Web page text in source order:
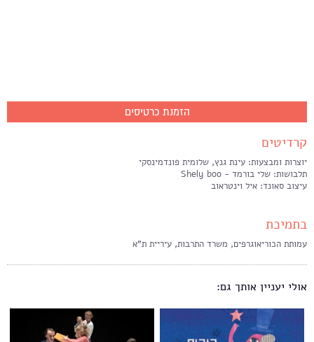
הזמנת כרטיסים
קרדיטים
יוצרות ומבצעות: עינת גנץ, שלומית פונדמינסקי
תלבושות: שלי בורמד - Shely boo
עיצוב סאונד: איל וינטראוב
בתמיכת
עמותת הכוריאוגרפים, משרד התרבות, עיריית ת"א
אולי יעניין אותך גם: